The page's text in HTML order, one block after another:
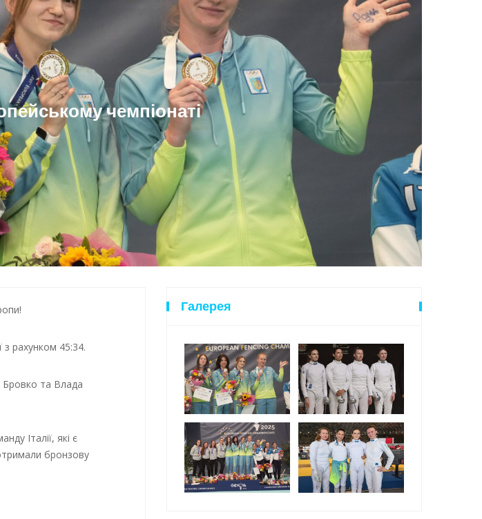
чемпіонаті
з рахунком 45:34.
Бровко та Влада
Італії, які є
бронзову
Галерея